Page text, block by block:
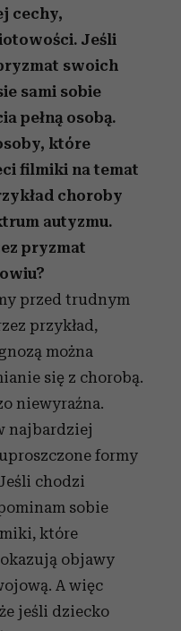
z innymi danymi
podczas
cechy,
Jeśli
swoich
sami sobie
pełną osobą.
które
filmiki na temat
choroby
autyzmu.
pryzmat
przed trudnym
przykład,
można
się z chorobą.
niewyraźna.
najbardziej
formy
chodzi
sobie
które
objawy
A więc
jeśli dziecko